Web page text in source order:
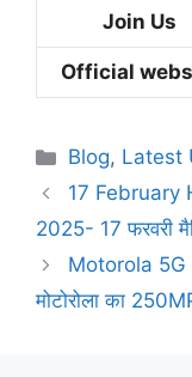
Join Us
Official
Categories
Blog, Latest
17 February
2025- 17 फरवरी
Motorola
मोटोरोला का